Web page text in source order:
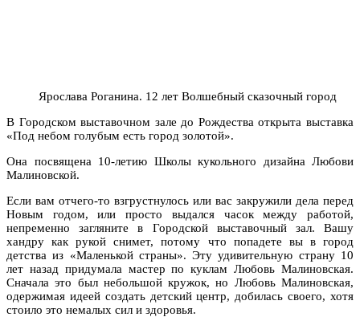
Ярослава Роганина. 12 лет Волшебный сказочный город
В Городском выставочном зале до Рождества открыта выставка
«Под небом голубым есть город золотой».
Она посвящена 10-летию Школы кукольного дизайна Любови
Малиновской.
Если вам отчего-то взгрустнулось или вас закружили дела перед
Новым годом, или просто выдался часок между работой,
непременно загляните в Городской выставочный зал. Вашу
хандру как рукой снимет, потому что попадете вы в город
детства из «Маленькой страны». Эту удивительную страну 10
лет назад придумала мастер по куклам Любовь Малиновская.
Сначала это был небольшой кружок, но Любовь Малиновская,
одержимая идеей создать детский центр, добилась своего, хотя
стоило это немалых сил и здоровья.